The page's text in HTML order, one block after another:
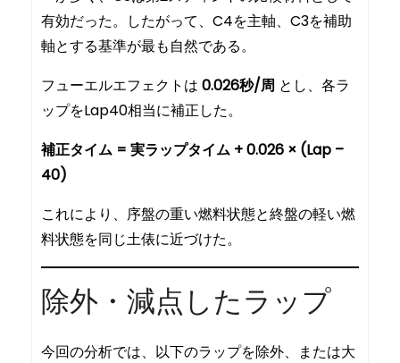
有効だった。したがって、C4を主軸、C3を補助
軸とする基準が最も自然である。
フューエルエフェクトは 0.026秒/周 とし、各ラ
ップをLap40相当に補正した。
補正タイム = 実ラップタイム + 0.026 × (Lap –
40)
これにより、序盤の重い燃料状態と終盤の軽い燃
料状態を同じ土俵に近づけた。
除外・減点したラップ
今回の分析では、以下のラップを除外、または大